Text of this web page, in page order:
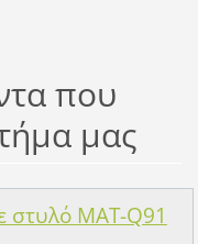
που
μας
MAT-Q91